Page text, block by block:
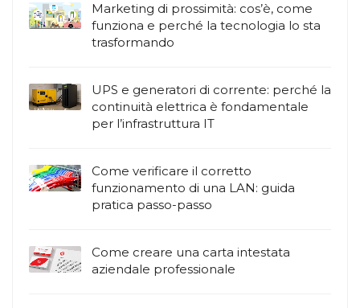
Marketing di prossimità: cos’è, come
funziona e perché la tecnologia lo sta
trasformando
UPS e generatori di corrente: perché la
continuità elettrica è fondamentale
per l’infrastruttura IT
Come verificare il corretto
funzionamento di una LAN: guida
pratica passo-passo
Come creare una carta intestata
aziendale professionale